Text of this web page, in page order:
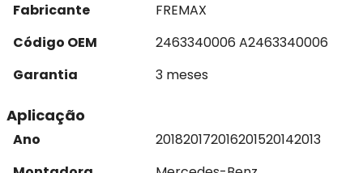
Fabricante
FREMAX
Código OEM
2463340006 A2463340006
Garantia
3 meses
Aplicação
Ano 201820172016201520142013